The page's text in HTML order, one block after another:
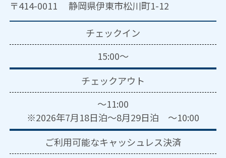
〒414-0011 静岡県伊東市松川町1-12
チェックイン
15:00～
チェックアウト
～11:00
※2026年7月18日泊～8月29日泊 ～10:00
ご利用可能なキャッシュレス決済